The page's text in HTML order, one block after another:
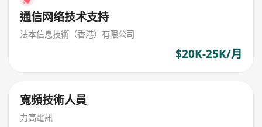
通信网络技术支持
法本信息技術（香港）有限公司
$20K-25K/月
寬頻技術人員
力高電訊